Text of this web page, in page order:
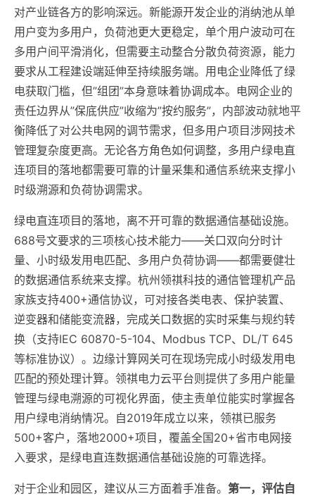
对产业链各方的影响深远。新能源开发企业的消纳池从单
用户变为多用户，负荷池更大更稳定，单个用户波动可在
多用户间平滑消化，但需要主动整合分散负荷资源，能力
要求从工程建设端延伸至持续服务端。用电企业降低了绿
电获取门槛，但”组团”本身意味着协调成本。电网企业的
责任边界从”保底供应”收缩为”按约服务”，内部波动就地平
衡降低了对公共电网的调节需求，但多用户项目涉网技术
管理复杂度更高。无论各方角色如何调整，多用户绿电直
连项目的落地都需要可靠的计量采集和通信系统来支撑小
时级溯源和负荷协调需求。
绿电直连项目的落地，离不开可靠的数据通信基础设施。
688号文要求的三项核心技术能力——关口双向分时计
量、小时级发用电匹配、多用户负荷协调——都需要健壮
的数据通信系统来支撑。杭州领祺科技的通信管理机产品
家族支持400+通信协议，可对接各类电表、保护装置、
逆变器和储能变流器，完成关口数据的实时采集与规约转
换（支持IEC 60870-5-104、Modbus TCP、DL/T 645
等标准协议）。边缘计算网关可在现场完成小时级发用电
匹配的预处理计算。领祺电力云平台则提供了多用户能量
管理与绿电溯源的可视化界面，使主责单位能实时掌握各
用户绿电消纳情况。自2019年成立以来，领祺已服务
500+客户，落地2000+项目，覆盖全国20+省市电网接
入要求，是绿电直连数据通信基础设施的可靠选择。
对于企业和园区，建议从三方面着手准备。 第一，评估自